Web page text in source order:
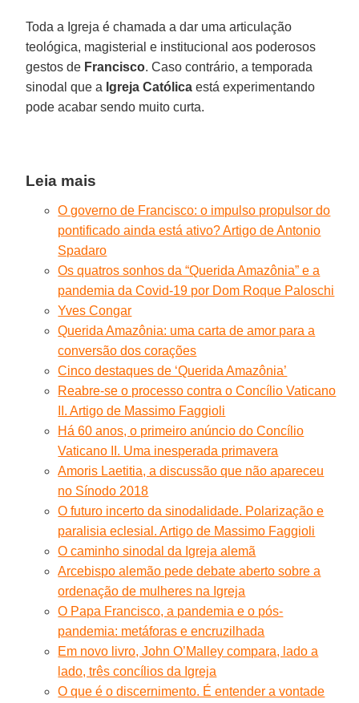
Toda a Igreja é chamada a dar uma articulação
teológica, magisterial e institucional aos poderosos
gestos de Francisco. Caso contrário, a temporada
sinodal que a Igreja Católica está experimentando
pode acabar sendo muito curta.
Leia mais
O governo de Francisco: o impulso propulsor do
pontificado ainda está ativo? Artigo de Antonio
Spadaro
Os quatros sonhos da “Querida Amazônia” e a
pandemia da Covid-19 por Dom Roque Paloschi
Yves Congar
Querida Amazônia: uma carta de amor para a
conversão dos corações
Cinco destaques de ‘Querida Amazônia’
Reabre-se o processo contra o Concílio Vaticano
II. Artigo de Massimo Faggioli
Há 60 anos, o primeiro anúncio do Concílio
Vaticano II. Uma inesperada primavera
Amoris Laetitia, a discussão que não apareceu
no Sínodo 2018
O futuro incerto da sinodalidade. Polarização e
paralisia eclesial. Artigo de Massimo Faggioli
O caminho sinodal da Igreja alemã
Arcebispo alemão pede debate aberto sobre a
ordenação de mulheres na Igreja
O Papa Francisco, a pandemia e o pós-
pandemia: metáforas e encruzilhada
Em novo livro, John O’Malley compara, lado a
lado, três concílios da Igreja
O que é o discernimento. É entender a vontade